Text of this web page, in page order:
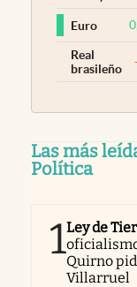
Euro
Real
brasileño
Las más
Política
1Ley de
Quirno
Villarruel